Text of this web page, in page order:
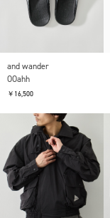
and wander
OOahh
￥16,500